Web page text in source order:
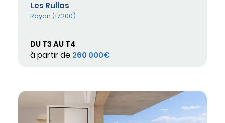
Les Rullas
Royan (17200)
DU T3 AU T4
à partir de 260 000€